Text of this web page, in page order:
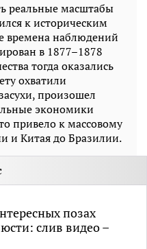
реальные масштабы
к историческим
времена наблюдений
в 1877–1878
тогда оказались
охватили
произошел
экономики
привело к массовому
и Китая до Бразилии.
позах
слив видео –